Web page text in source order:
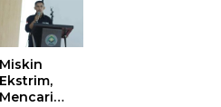
Beradab
Miskin
Ekstrim,
Mencari